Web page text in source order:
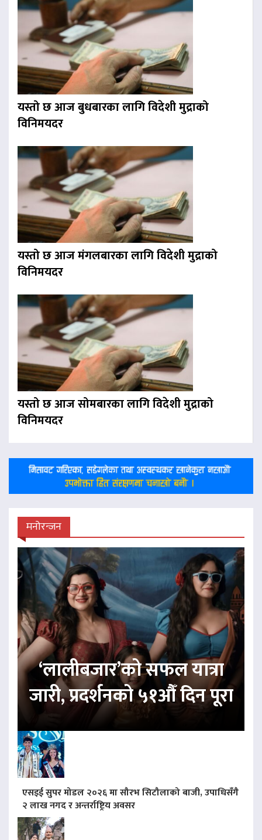
यस्तो छ आज बुधबारका लागि विदेशी मुद्राको
विनिमयदर
यस्तो छ आज मंगलबारका लागि विदेशी मुद्राको
विनिमयदर
यस्तो छ आज सोमबारका लागि विदेशी मुद्राको
विनिमयदर
मनोरन्जन
‘लालीबजार’को सफल यात्रा
जारी, प्रदर्शनको ५१औँ दिन पूरा
एसइई सुपर मोडल २०२६ मा सौरभ सिटौलाको बाजी, उपाधिसँगै
२ लाख नगद र अन्तर्राष्ट्रिय अवसर